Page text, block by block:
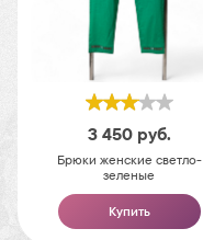
3 450 руб.
Брюки женские светло-
зеленые
Купить